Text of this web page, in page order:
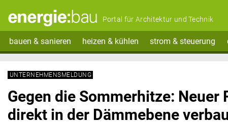
Portal für Architektur und Technik
bauen & sanieren heizen & kühlen strom & steuerung
UNTERNEHMENSMELDUNG
Gegen die Sommerhitze: Neuer
direkt in der Dämmebene